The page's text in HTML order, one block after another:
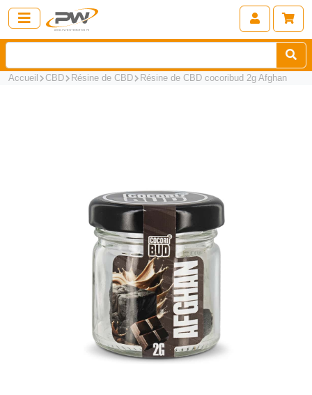
Accueil CBD Résine de CBD Résine de CBD cocoribud 2g Afghan